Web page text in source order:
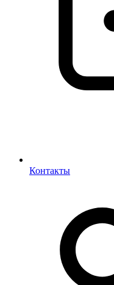
Контакты